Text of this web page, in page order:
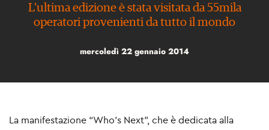
L’ultima edizione è stata visitata da 55mila
operatori provenienti da tutto il mondo
mercoledì 22 gennaio 2014
La manifestazione “Who’s Next”, che è dedicata alla